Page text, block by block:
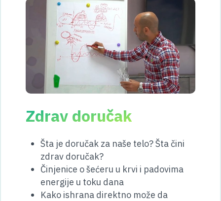
Zdrav doručak
Šta je doručak za naše telo? Šta čini
zdrav doručak?
Činjenice o šećeru u krvi i padovima
energije u toku dana
Kako ishrana direktno može da